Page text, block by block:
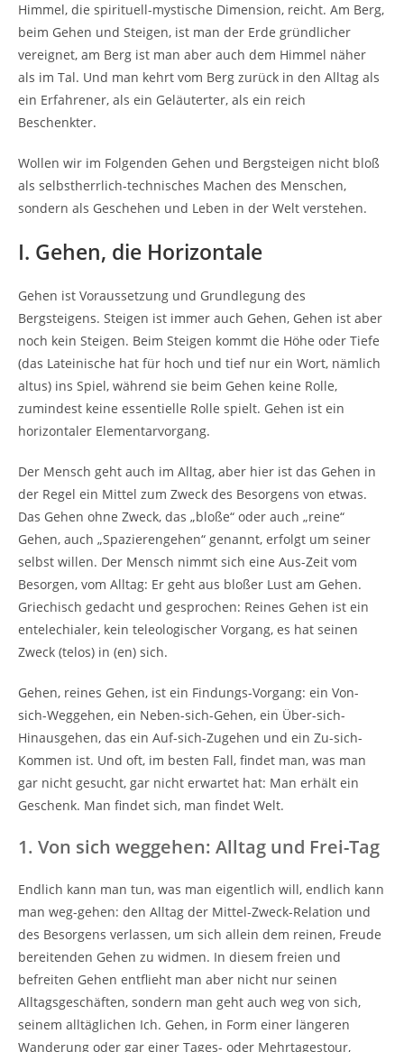
Himmel, die spirituell-mystische Dimension, reicht. Am Berg,
beim Gehen und Steigen, ist man der Erde gründlicher
vereignet, am Berg ist man aber auch dem Himmel näher
als im Tal. Und man kehrt vom Berg zurück in den Alltag als
ein Erfahrener, als ein Geläuterter, als ein reich
Beschenkter.
Wollen wir im Folgenden Gehen und Bergsteigen nicht bloß
als selbstherrlich-technisches Machen des Menschen,
sondern als Geschehen und Leben in der Welt verstehen.
I. Gehen, die Horizontale
Gehen ist Voraussetzung und Grundlegung des
Bergsteigens. Steigen ist immer auch Gehen, Gehen ist aber
noch kein Steigen. Beim Steigen kommt die Höhe oder Tiefe
(das Lateinische hat für hoch und tief nur ein Wort, nämlich
altus) ins Spiel, während sie beim Gehen keine Rolle,
zumindest keine essentielle Rolle spielt. Gehen ist ein
horizontaler Elementarvorgang.
Der Mensch geht auch im Alltag, aber hier ist das Gehen in
der Regel ein Mittel zum Zweck des Besorgens von etwas.
Das Gehen ohne Zweck, das „bloße“ oder auch „reine“
Gehen, auch „Spazierengehen“ genannt, erfolgt um seiner
selbst willen. Der Mensch nimmt sich eine Aus-Zeit vom
Besorgen, vom Alltag: Er geht aus bloßer Lust am Gehen.
Griechisch gedacht und gesprochen: Reines Gehen ist ein
entelechialer, kein teleologischer Vorgang, es hat seinen
Zweck (telos) in (en) sich.
Gehen, reines Gehen, ist ein Findungs-Vorgang: ein Von-
sich-Weggehen, ein Neben-sich-Gehen, ein Über-sich-
Hinausgehen, das ein Auf-sich-Zugehen und ein Zu-sich-
Kommen ist. Und oft, im besten Fall, findet man, was man
gar nicht gesucht, gar nicht erwartet hat: Man erhält ein
Geschenk. Man findet sich, man findet Welt.
1. Von sich weggehen: Alltag und Frei-Tag
Endlich kann man tun, was man eigentlich will, endlich kann
man weg-gehen: den Alltag der Mittel-Zweck-Relation und
des Besorgens verlassen, um sich allein dem reinen, Freude
bereitenden Gehen zu widmen. In diesem freien und
befreiten Gehen entflieht man aber nicht nur seinen
Alltagsgeschäften, sondern man geht auch weg von sich,
seinem alltäglichen Ich. Gehen, in Form einer längeren
Wanderung oder gar einer Tages- oder Mehrtagestour,